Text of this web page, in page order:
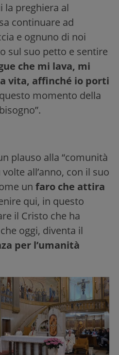
la preghiera al
continuare ad
e ognuno di noi
sul suo petto e sentire
che mi lava, mi
vita, affinché io porti
momento della
plauso alla “comunità
all’anno, con il suo
un faro che attira
qui, in questo
il Cristo che ha
oggi, diventa il
per l’umanità